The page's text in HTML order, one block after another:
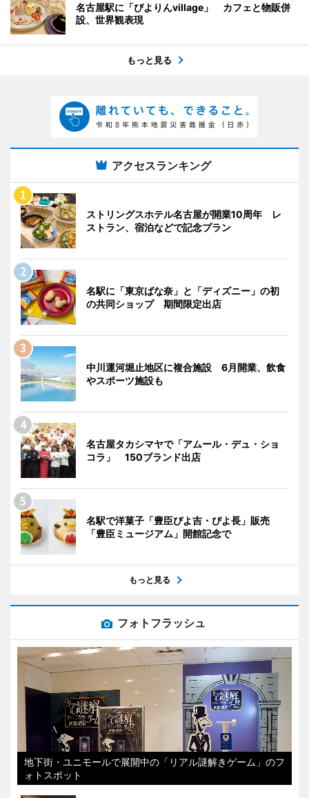
名古屋駅に「ぴよりんvillage」 カフェと物販併
設、世界観表現
もっと見る
アクセスランキング
ストリングスホテル名古屋が開業10周年 レ
ストラン、宿泊などで記念プラン
名駅に「東京ばな奈」と「ディズニー」の初
の共同ショップ 期間限定出店
中川運河堀止地区に複合施設 6月開業、飲食
やスポーツ施設も
名古屋タカシマヤで「アムール・デュ・ショ
コラ」 150ブランド出店
名駅で洋菓子「豊臣ぴよ吉・ぴよ長」販売
「豊臣ミュージアム」開館記念で
もっと見る
フォトフラッシュ
地下街・ユニモールで展開中の「リアル謎解きゲーム」のフ
ォトスポット